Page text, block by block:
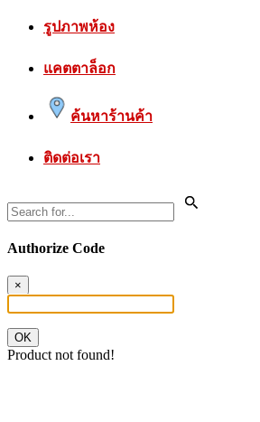
รูปภาพห้อง
แคตตาล็อก
ค้นหาร้านค้า
ติดต่อเรา
Authorize Code
×
OK
Product not found!